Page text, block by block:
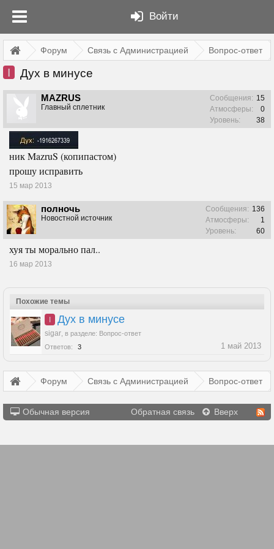
Войти
Форум Связь с Администрацией Вопрос-ответ
I Дух в минусе
MAZRUS
Главный сплетник
Сообщения: 15
Атмосферы:
0
Уровень:
38
ник MazruS (копипастом)
прошу исправить
15 мар 2013
полночь
Новостной источник
Сообщения: 136
Атмосферы:
1
Уровень:
60
хуя ты морально пал..
16 мар 2013
Похожие темы
I Дух в минусе
sigar в разделе: Вопрос-ответ
Ответов:
3 1 май 2013
Форум Связь с Администрацией Вопрос-ответ
Обычная версия Обратная связь Вверх